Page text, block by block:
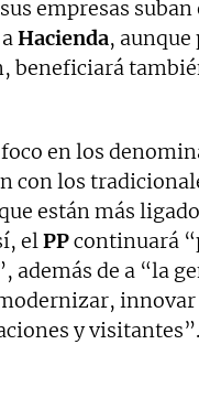
empresas
Hacienda,
beneficiará
en los
con los
están más
elPPcontinuará
además de a “la
y visitantes”.